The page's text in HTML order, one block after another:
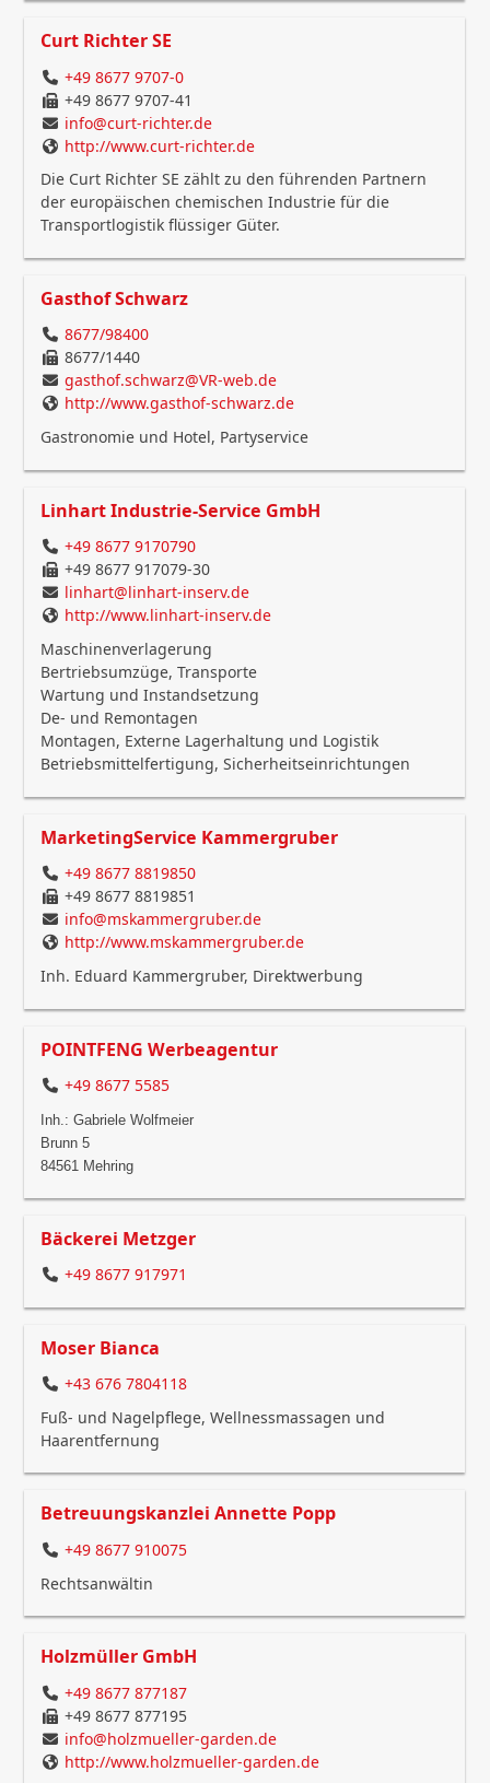
Curt Richter SE
+49 8677 9707-0
+49 8677 9707-41
info@curt-richter.de
http://www.curt-richter.de
Die Curt Richter SE zählt zu den führenden Partnern
der europäischen chemischen Industrie für die
Transportlogistik flüssiger Güter.
Gasthof Schwarz
8677/98400
8677/1440
gasthof.schwarz@VR-web.de
http://www.gasthof-schwarz.de
Gastronomie und Hotel, Partyservice
Linhart Industrie-Service GmbH
+49 8677 9170790
+49 8677 917079-30
linhart@linhart-inserv.de
http://www.linhart-inserv.de
Maschinenverlagerung
Bertriebsumzüge, Transporte
Wartung und Instandsetzung
De- und Remontagen
Montagen, Externe Lagerhaltung und Logistik
Betriebsmittelfertigung, Sicherheitseinrichtungen
MarketingService Kammergruber
+49 8677 8819850
+49 8677 8819851
info@mskammergruber.de
http://www.mskammergruber.de
Inh. Eduard Kammergruber, Direktwerbung
POINTFENG Werbeagentur
+49 8677 5585
Inh.: Gabriele Wolfmeier
Brunn 5
84561 Mehring
Bäckerei Metzger
+49 8677 917971
Moser Bianca
+43 676 7804118
Fuß- und Nagelpflege, Wellnessmassagen und
Haarentfernung
Betreuungskanzlei Annette Popp
+49 8677 910075
Rechtsanwältin
Holzmüller GmbH
+49 8677 877187
+49 8677 877195
info@holzmueller-garden.de
http://www.holzmueller-garden.de